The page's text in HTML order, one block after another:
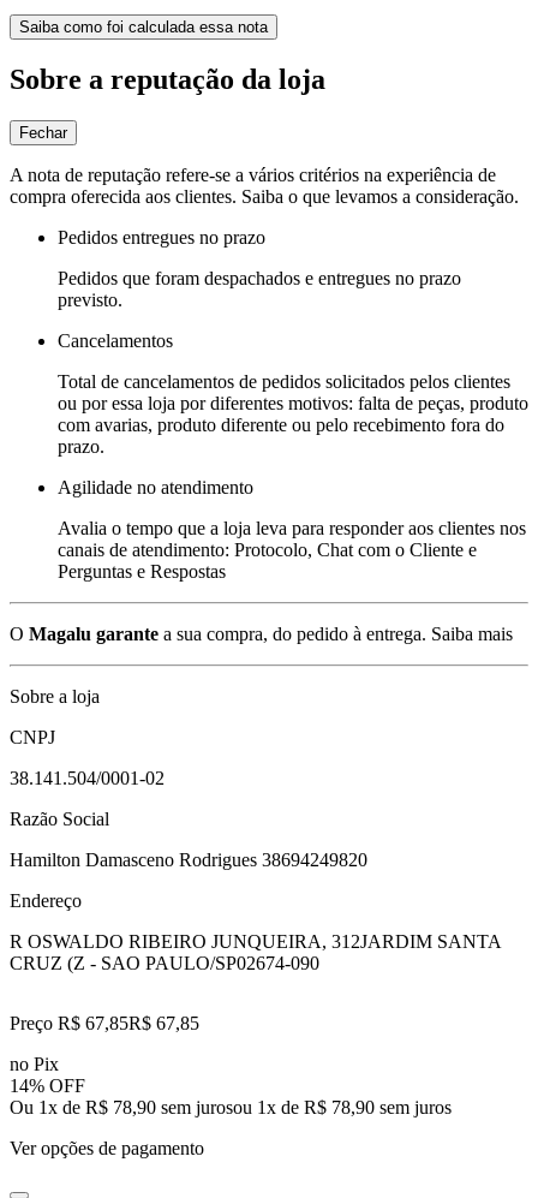
Saiba como foi calculada essa nota
Sobre a reputação da loja
Fechar
A nota de reputação refere-se a vários critérios na experiência de
compra oferecida aos clientes. Saiba o que levamos a consideração.
Pedidos entregues no prazo
Pedidos que foram despachados e entregues no prazo
previsto.
Cancelamentos
Total de cancelamentos de pedidos solicitados pelos clientes
ou por essa loja por diferentes motivos: falta de peças, produto
com avarias, produto diferente ou pelo recebimento fora do
prazo.
Agilidade no atendimento
Avalia o tempo que a loja leva para responder aos clientes nos
canais de atendimento: Protocolo, Chat com o Cliente e
Perguntas e Respostas
O Magalu garante a sua compra, do pedido à entrega. Saiba mais
Sobre a loja
CNPJ
38.141.504/0001-02
Razão Social
Hamilton Damasceno Rodrigues 38694249820
Endereço
R OSWALDO RIBEIRO JUNQUEIRA, 312JARDIM SANTA
CRUZ (Z - SAO PAULO/SP02674-090
Preço R$ 67,85R$ 67,85
no Pix
14% OFF
Ou 1x de R$ 78,90 sem jurosou 1x de R$ 78,90 sem juros
Ver opções de pagamento